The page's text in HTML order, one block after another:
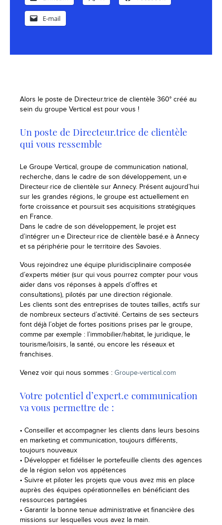
E-mail
Alors le poste de Directeur.trice de clientèle 360° créé au
sein du groupe Vertical est pour vous !
Un poste de Directeur.trice de clientèle
qui vous ressemble
Le Groupe Vertical, groupe de communication national,
recherche, dans le cadre de son développement, un·e
Directeur·rice de clientèle sur Annecy. Présent aujourd’hui
sur les grandes régions, le groupe est actuellement en
forte croissance et poursuit ses acquisitions stratégiques
en France.
Dans le cadre de son développement, le projet est
d’intégrer un·e Directeur·rice de clientèle basé.e à Annecy
et sa périphérie pour le territoire des Savoies.
Vous rejoindrez une équipe pluridisciplinaire composée
d’experts métier (sur qui vous pourrez compter pour vous
aider dans vos réponses à appels d’offres et
consultations), pilotés par une direction régionale.
Les clients sont des entreprises de toutes tailles, actifs sur
de nombreux secteurs d’activité. Certains de ses secteurs
font déjà l’objet de fortes positions prises par le groupe,
comme par exemple : l’immobilier/habitat, le juridique, le
tourisme/loisirs, la santé, ou encore les réseaux et
franchises.
Venez voir qui nous sommes : Groupe-vertical.com
Votre potentiel d’expert.e communication
va vous permettre de :
• Conseiller et accompagner les clients dans leurs besoins
en marketing et communication, toujours différents,
toujours nouveaux
• Développer et fidéliser le portefeuille clients des agences
de la région selon vos appétences
• Suivre et piloter les projets que vous avez mis en place
auprès des équipes opérationnelles en bénéficiant des
ressources partagées
• Garantir la bonne tenue administrative et financière des
missions sur lesquelles vous avez la main.